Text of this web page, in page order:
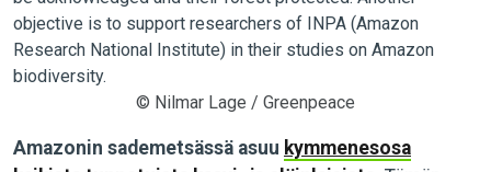
© Nilmar Lage / Greenpeace
Amazonin sademetsässä asuu kymmenesosa